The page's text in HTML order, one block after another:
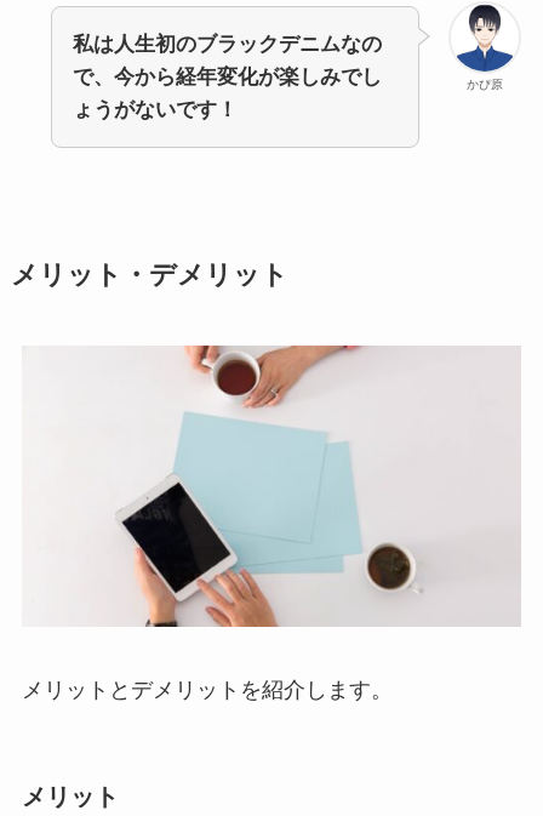
かぴ原
私は人生初のブラックデニムなの
で、今から経年変化が楽しみでし
ょうがないです！
メリット・デメリット
メリットとデメリットを紹介します。
メリット